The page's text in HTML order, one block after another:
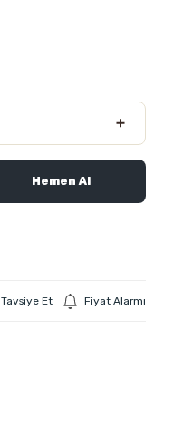
Hemen Al
Tavsiye Et Fiyat Alarmı